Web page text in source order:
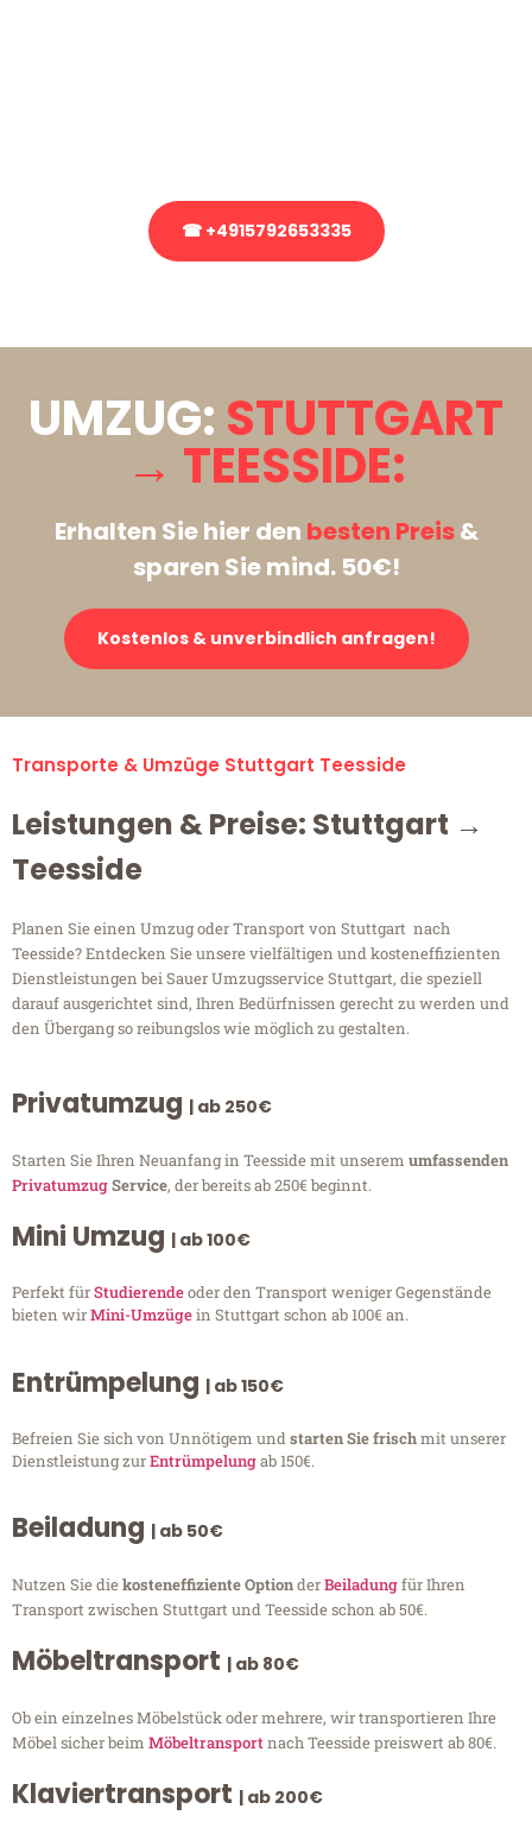
☎ +4915792653335
UMZUG: STUTTGART
→ TEESSIDE:
Erhalten Sie hier den besten Preis&
sparen Sie mind. 50€!
Kostenlos & unverbindlich anfragen!
Transporte & Umzüge Stuttgart Teesside
Leistungen & Preise: Stuttgart →
Teesside
Planen Sie einen Umzug oder Transport von Stuttgart nach
Teesside? Entdecken Sie unsere vielfältigen und kosteneffizienten
Dienstleistungen bei Sauer Umzugsservice Stuttgart, die speziell
darauf ausgerichtet sind, Ihren Bedürfnissen gerecht zu werden und
den Übergang so reibungslos wie möglich zu gestalten.
Privatumzug | ab 250€
Starten Sie Ihren Neuanfang in Teesside mit unserem umfassenden
PrivatumzugService, der bereits ab 250€ beginnt.
Mini Umzug | ab 100€
Perfekt fürStudierendeoder den Transport weniger Gegenstände
bieten wirMini-Umzügein Stuttgart schon ab 100€ an.
Entrümpelung | ab 150€
Befreien Sie sich von Unnötigem undstarten Sie frischmit unserer
Dienstleistung zurEntrümpelungab 150€.
Beiladung | ab 50€
Nutzen Sie diekosteneffiziente OptionderBeiladungfür Ihren
Transport zwischen Stuttgart und Teesside schon ab 50€.
Möbeltransport | ab 80€
Ob ein einzelnes Möbelstück oder mehrere, wir transportieren Ihre
Möbel sicher beim Möbeltransportnach Teesside preiswert ab 80€.
Klaviertransport | ab 200€